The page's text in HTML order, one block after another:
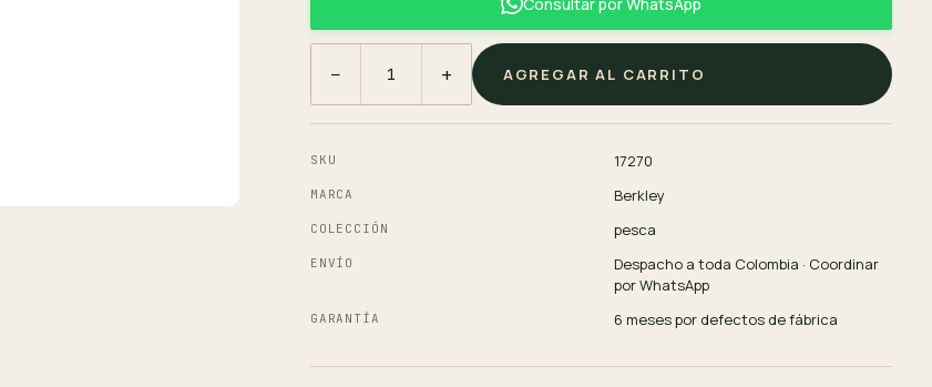
− + AGREGAR AL CARRITO
SKU 17270
MARCA Berkley
COLECCIÓN pesca
ENVÍO
Despacho a toda Colombia · Coordinar
por WhatsApp
GARANTÍA 6 meses por defectos de fábrica